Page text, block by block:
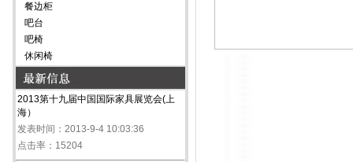
餐边柜
吧台
吧椅
休闲椅
2013第十九届中国国际家具展览会(上
海）
发表时间：2013-9-4 10:03:36
点击率：15204